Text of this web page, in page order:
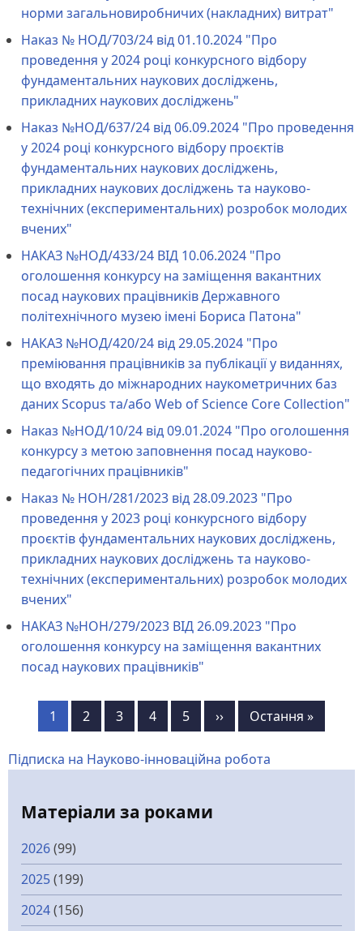
норми загальновиробничих (накладних) витрат"
Наказ № НОД/703/24 від 01.10.2024 "Про
проведення у 2024 році конкурсного відбору
фундаментальних наукових досліджень,
прикладних наукових досліджень"
Наказ №НОД/637/24 від 06.09.2024 "Про проведення
у 2024 році конкурсного відбору проєктів
фундаментальних наукових досліджень,
прикладних наукових досліджень та науково-
технічних (експериментальних) розробок молодих
вчених"
НАКАЗ №НОД/433/24 ВІД 10.06.2024 "Про
оголошення конкурсу на заміщення вакантних
посад наукових працівників Державного
політехнічного музею імені Бориса Патона"
НАКАЗ №НОД/420/24 від 29.05.2024 "Про
преміювання працівників за публікації у виданнях,
що входять до міжнародних наукометричних баз
даних Scopus та/або Web of Science Core Collection"
Наказ №НОД/10/24 від 09.01.2024 "Про оголошення
конкурсу з метою заповнення посад науково-
педагогічних працівників"
Наказ № НОН/281/2023 від 28.09.2023 "Про
проведення у 2023 році конкурсного відбору
проєктів фундаментальних наукових досліджень,
прикладних наукових досліджень та науково-
технічних (експериментальних) розробок молодих
вчених"
НАКАЗ №НОН/279/2023 ВІД 26.09.2023 "Про
оголошення конкурсу на заміщення вакантних
посад наукових працівників"
Розбивка
сторінки
Сторінка
1 Сторінка
2 Сторінка
3 Сторінка
4 Сторінка
5
Наступна
сторінка
››
Остання
сторінка
Остання »
Підписка на Науково-інноваційна робота
Матеріали за роками
2026(99)
2025(199)
2024(156)